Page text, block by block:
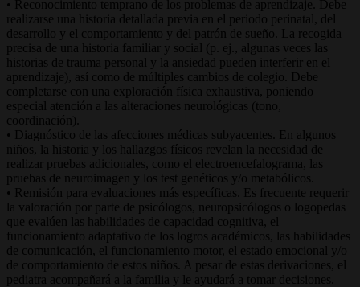
• Reconocimiento temprano de los problemas de aprendizaje. Debe
realizarse una historia detallada previa en el periodo perinatal, del
desarrollo y el comportamiento y del patrón de sueño. La recogida
precisa de una historia familiar y social (p. ej., algunas veces las
historias de trauma personal y la ansiedad pueden interferir en el
aprendizaje), así como de múltiples cambios de colegio. Debe
completarse con una exploración física exhaustiva, poniendo
especial atención a las alteraciones neurológicas (tono,
coordinación).
• Diagnóstico de las afecciones médicas subyacentes. En algunos
niños, la historia y los hallazgos físicos revelan la necesidad de
realizar pruebas adicionales, como el electroencefalograma, las
pruebas de neuroimagen y los test genéticos y/o metabólicos.
• Remisión para evaluaciones más específicas. Es frecuente requerir
la valoración por parte de psicólogos, neuropsicólogos o logopedas
que evalúen las habilidades de capacidad cognitiva, el
funcionamiento adaptativo de los logros académicos, las habilidades
de comunicación, el funcionamiento motor, el estado emocional y/o
de comportamiento de estos niños. A pesar de estas derivaciones, el
pediatra acompañará a la familia y le ayudará a tomar decisiones.